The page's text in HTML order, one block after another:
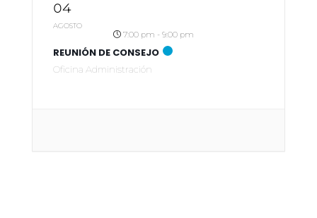
04
AGOSTO
7:00 pm - 9:00 pm
REUNIÓN DE CONSEJO
Oficina Administración